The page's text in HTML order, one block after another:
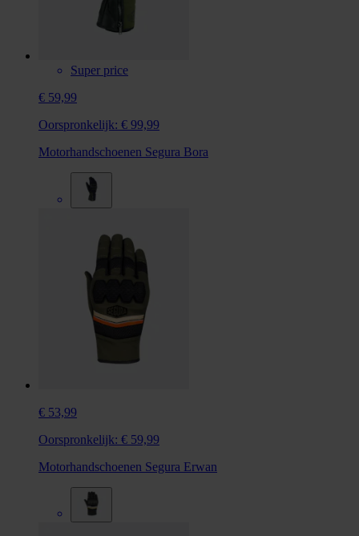
Super price
€ 59,99
Oorspronkelijk: € 99,99
Motorhandschoenen Segura Bora
€ 53,99
Oorspronkelijk: € 59,99
Motorhandschoenen Segura Erwan